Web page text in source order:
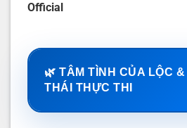
Official
🌿 TÂM TÌNH CỦA LỘC &
THÁI THỰC THI